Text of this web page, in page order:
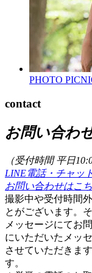
PHOTO
contact
お問い合わ
（受付時間 平日
LINE電話・チャッ
お問い合わせはこ
撮影中や受付時間
とがございます。
メッセージにてお
にいただいたメッ
させていただきま
す。